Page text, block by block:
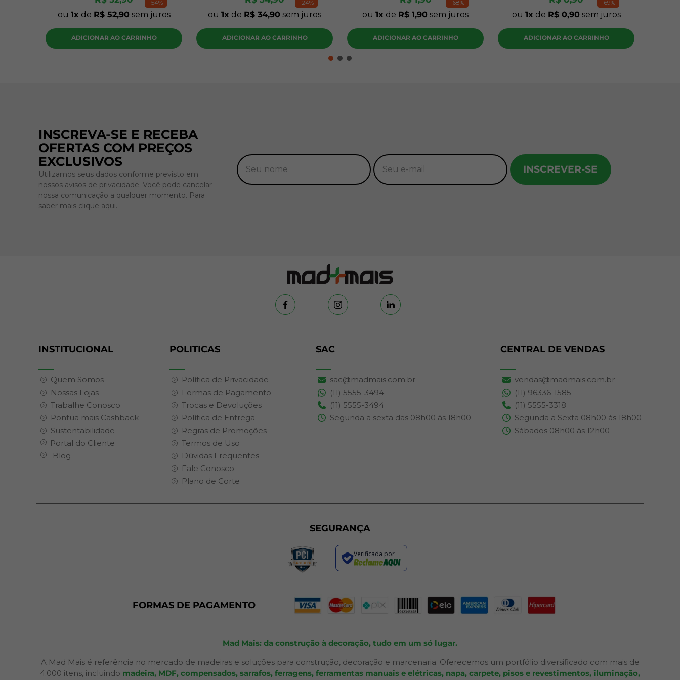
-54%
ou 1 de R$ 52,90 sem juros
ADICIONAR AO CARRINHO
-24%
ou1 de R$ 34,90 sem juros
ADICIONAR AO CARRINHO
-68%
ou1 de R$ 1,90 sem juros
ADICIONAR AO CARRINHO
-69%
ou 1 de R$ 0,90 sem juros
ADICIONAR AO CARRINHO
INSCREVA-SE E RECEBA
OFERTAS COM PREÇOS
EXCLUSIVOS
Utilizamos seus dados conforme previsto em
nossos avisos de privacidade. Você pode cancelar
nossa comunicação a qualquer momento. Para
saber mais clique aqui.
INSCREVER-SE
INSTITUCIONAL
Quem Somos
Nossas Lojas
Trabalhe Conosco
Pontua mais Cashback
Sustentabilidade
Portal do Cliente
Blog
POLITICAS
Política de Privacidade
Formas de Pagamento
Trocas e Devoluções
Política de Entrega
Regras de Promoções
Termos de Uso
Dúvidas Frequentes
Fale Conosco
Plano de Corte
SAC
sac@madmais.com.br
(11) 5555-3494
(11) 5555-3494
Segunda a sexta das 08h00 às 18h00
CENTRAL DE VENDAS
vendas@madmais.com.br
(11) 96336-1585
(11) 5555-3318
Segunda a Sexta 08h00 às 18h00
Sábados 08h00 às 12h00
SEGURANÇA
Verificada por
FORMAS DE PAGAMENTO
Mad Mais: da construção à decoração, tudo em um só lugar.
A Mad Mais é referência no mercado de madeiras e soluções para construção, decoração e marcenaria. Oferecemos um portfólio diversificado com mais de
4.000 itens, incluindo madeira, MDF, compensados, sarrafos, ferragens, ferramentas manuais e elétricas, napa, carpete, pisos e revestimentos, iluminação,